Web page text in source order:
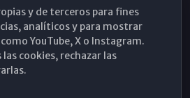
y de terceros para fines
analíticos y para mostrar
YouTube, X o Instagram.
cookies, rechazar las